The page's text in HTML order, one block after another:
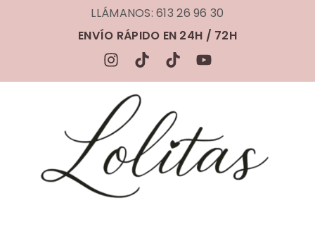
LLÁMANOS: 613 26 96 30
ENVÍO RÁPIDO EN 24H / 72H